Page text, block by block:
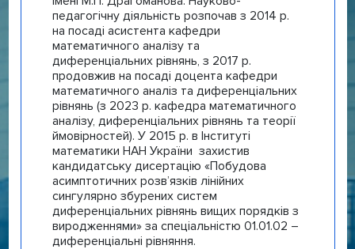
педагогічну діяльність розпочав з 2014 р.
на посаді асистента кафедри
математичного аналізу та
диференціальних рівнянь, з 2017 р.
продовжив на посаді доцента кафедри
математичного аналіз та диференціальних
рівнянь (з 2023 р. кафедра математичного
аналізу, диференціальних рівнянь та теорії
ймовірностей). У 2015 р. в Інституті
математики НАН України захистив
кандидатську дисертацію «Побудова
асимптотичних розв’язків лінійних
сингулярно збурених систем
диференціальних рівнянь вищих порядків з
виродженнями» за спеціальністю 01.01.02 –
диференціальні рівняння.